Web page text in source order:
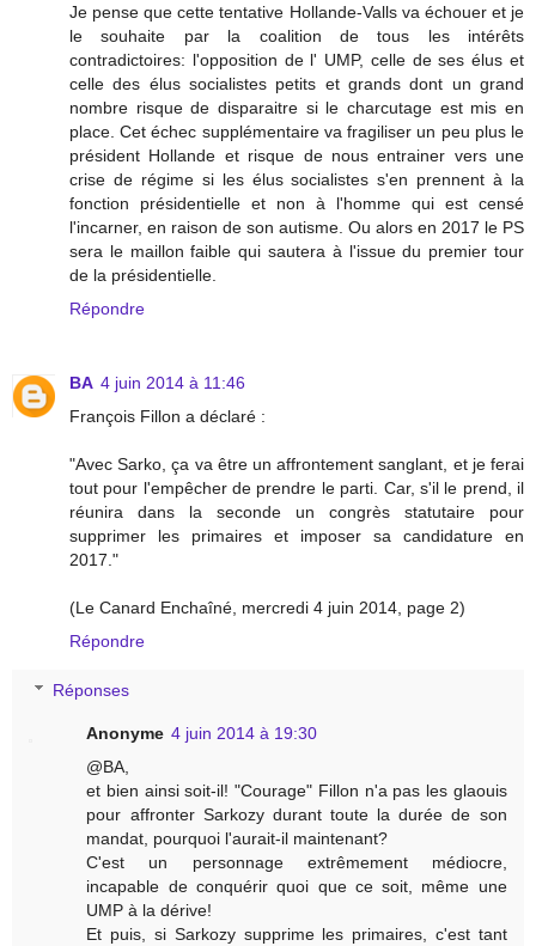
Je pense que cette tentative Hollande-Valls va échouer et je
le souhaite par la coalition de tous les intérêts
contradictoires: l'opposition de l' UMP, celle de ses élus et
celle des élus socialistes petits et grands dont un grand
nombre risque de disparaitre si le charcutage est mis en
place. Cet échec supplémentaire va fragiliser un peu plus le
président Hollande et risque de nous entrainer vers une
crise de régime si les élus socialistes s'en prennent à la
fonction présidentielle et non à l'homme qui est censé
l'incarner, en raison de son autisme. Ou alors en 2017 le PS
sera le maillon faible qui sautera à l'issue du premier tour
de la présidentielle.
Répondre
BA 4 juin 2014 à 11:46
François Fillon a déclaré :
"Avec Sarko, ça va être un affrontement sanglant, et je ferai
tout pour l'empêcher de prendre le parti. Car, s'il le prend, il
réunira dans la seconde un congrès statutaire pour
supprimer les primaires et imposer sa candidature en
2017."
(Le Canard Enchaîné, mercredi 4 juin 2014, page 2)
Répondre
Réponses
Anonyme 4 juin 2014 à 19:30
@BA,
et bien ainsi soit-il! "Courage" Fillon n'a pas les glaouis
pour affronter Sarkozy durant toute la durée de son
mandat, pourquoi l'aurait-il maintenant?
C'est un personnage extrêmement médiocre,
incapable de conquérir quoi que ce soit, même une
UMP à la dérive!
Et puis, si Sarkozy supprime les primaires, c'est tant